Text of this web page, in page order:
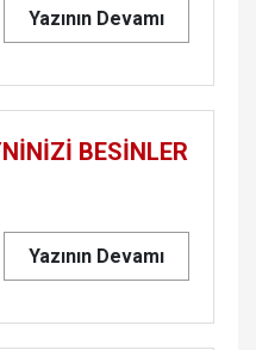
Yazının Devamı
BESİNLER
Yazının Devamı